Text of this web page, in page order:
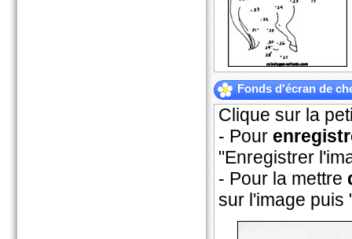
Fonds d'écran de
Clique sur la
- Pour
"Enregistrer
- Pour la mettre
sur l'image puis